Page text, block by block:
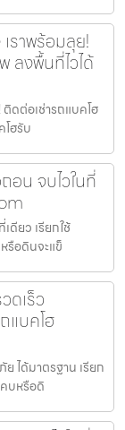
ราพร้อมลุย!
ลงพื้นที่ไวได้
ติดต่อเช่ารถแบคโฮ
ฮรับ
น จบไวในที่
ดียว เรียกใช้
รือดินจะแข็
ดเร็ว
แบคโฮ
ได้มาตรฐาน เรียก
บหรือดิ